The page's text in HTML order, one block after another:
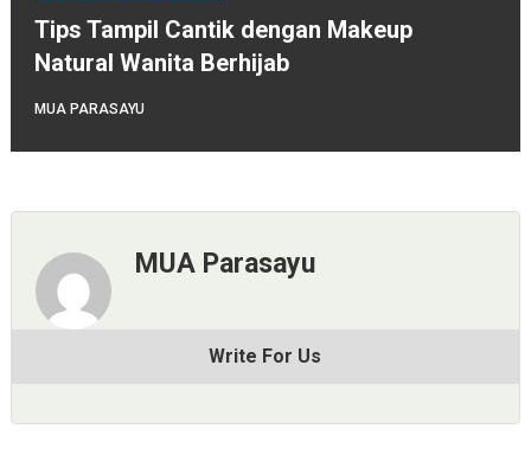
Tips Tampil Cantik dengan Makeup
Natural Wanita Berhijab
MUA PARASAYU
MUA Parasayu
Write For Us